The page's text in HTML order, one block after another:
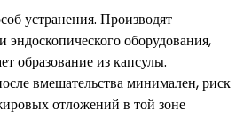
устранения. Производят
оборудования,
образование из капсулы.
вмешательства минимален, риск
отложений в той зоне